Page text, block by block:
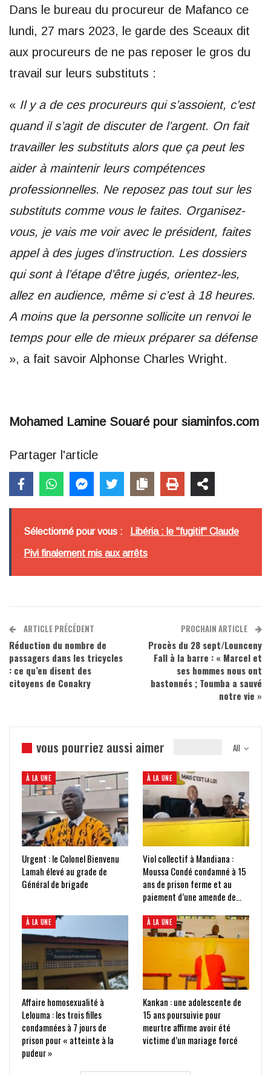
Dans le bureau du procureur de Mafanco ce
lundi, 27 mars 2023, le garde des Sceaux dit
aux procureurs de ne pas reposer le gros du
travail sur leurs substituts :
« Il y a de ces procureurs qui s’assoient, c’est
quand il s’agit de discuter de l’argent. On fait
travailler les substituts alors que ça peut les
aider à maintenir leurs compétences
professionnelles. Ne reposez pas tout sur les
substituts comme vous le faites. Organisez-
vous, je vais me voir avec le président, faites
appel à des juges d’instruction. Les dossiers
qui sont à l’étape d’être jugés, orientez-les,
allez en audience, même si c’est à 18 heures.
A moins que la personne sollicite un renvoi le
temps pour elle de mieux préparer sa défense
», a fait savoir Alphonse Charles Wright.
Mohamed Lamine Souaré pour siaminfos.com
Partager l'article
Sélectionné pour vous : Libéria : le "fugitif" Claude
Pivi finalement mis aux arrêts
ARTICLE PRÉCÉDENT
Réduction du nombre de
passagers dans les tricycles
: ce qu’en disent des
citoyens de Conakry
PROCHAIN ARTICLE
Procès du 28 sept/Lounceny
Fall à la barre : « Marcel et
ses hommes nous ont
bastonnés ; Toumba a sauvé
notre vie »
All
vous pourriez aussi aimer
À LA UNE
Urgent : le Colonel Bienvenu
Lamah élevé au grade de
Général de brigade
À LA UNE
Viol collectif à Mandiana :
Moussa Condé condamné à 15
ans de prison ferme et au
paiement d’une amende de…
À LA UNE
Affaire homosexualité à
Lelouma : les trois filles
condamnées à 7 jours de
prison pour « atteinte à la
pudeur »
À LA UNE
Kankan : une adolescente de
15 ans poursuivie pour
meurtre affirme avoir été
victime d’un mariage forcé